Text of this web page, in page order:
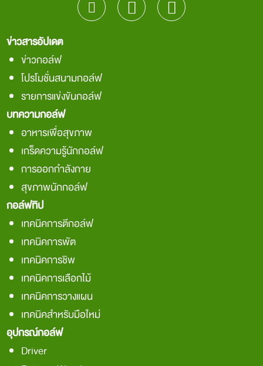
ข่าวสารอัปเดต
ข่าวกอล์ฟ
โปรโมชั่นสนามกอล์ฟ
รายการแข่งขันกอล์ฟ
บทความกอล์ฟ
อาหารเพื่อสุขภาพ
เกร็ดความรู้นักกอล์ฟ
การออกกำลังกาย
สุขภาพนักกอล์ฟ
กอล์ฟทิป
เทคนิคการตีกอล์ฟ
เทคนิคการพัต
เทคนิคการชิพ
เทคนิคการเลือกไม้
เทคนิคการวางแผน
เทคนิคสำหรับมือใหม่
อุปกรณ์กอล์ฟ
Driver